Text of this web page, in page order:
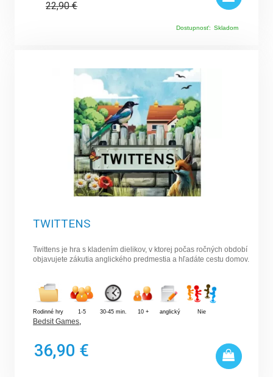
22,90€
Dostupnosť: Skladom
TWITTENS
Twittens je hra s kladením dielikov, v ktorej počas ročných období
objavujete zákutia anglického predmestia a hľadáte cestu domov.
Rodinné hry 1-5 30-45 min. 10 + anglický Nie
Bedsit Games
36,90 €